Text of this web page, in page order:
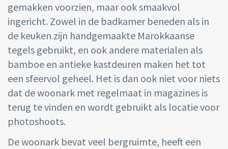
gemakken voorzien, maar ook smaakvol
ingericht. Zowel in de badkamer beneden als in
de keuken zijn handgemaakte Marokkaanse
tegels gebruikt, en ook andere materialen als
bamboe en antieke kastdeuren maken het tot
een sfeervol geheel. Het is dan ook niet voor niets
dat de woonark met regelmaat in magazines is
terug te vinden en wordt gebruikt als locatie voor
photoshoots.
De woonark bevat veel bergruimte, heeft een